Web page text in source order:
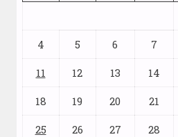
4 5 6 7
11 12 13 14
18 19 20 21
25 26 27 28